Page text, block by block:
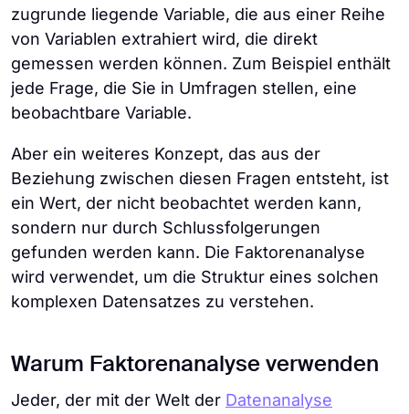
zugrunde liegende Variable, die aus einer Reihe
von Variablen extrahiert wird, die direkt
gemessen werden können. Zum Beispiel enthält
jede Frage, die Sie in Umfragen stellen, eine
beobachtbare Variable.
Aber ein weiteres Konzept, das aus der
Beziehung zwischen diesen Fragen entsteht, ist
ein Wert, der nicht beobachtet werden kann,
sondern nur durch Schlussfolgerungen
gefunden werden kann. Die Faktorenanalyse
wird verwendet, um die Struktur eines solchen
komplexen Datensatzes zu verstehen.
Warum Faktorenanalyse verwenden
Jeder, der mit der Welt der Datenanalyse